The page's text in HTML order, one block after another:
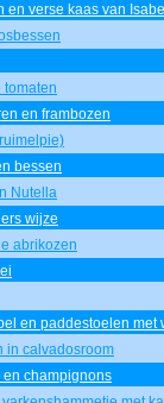
en verse kaas van
tomaten
en frambozen
bessen
Nutella
wijze
abrikozen
en paddestoelen met
in calvadosroom
en champignons